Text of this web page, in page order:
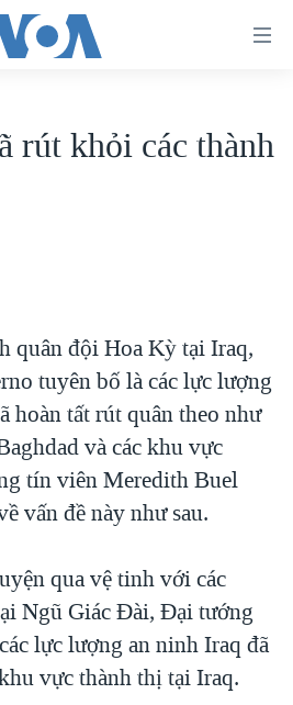
MẠI CỦA MỸ: QUÁ KHỨ VÀ HIỆN
TẠI DẢI GAZA
ĐƯỜNG
HẠ 'BÊN THẮNG CUỘC'
rút khỏi các thành
quân đội Hoa Kỳ tại Iraq,
tuyên bố là các lực lượng
hoàn tất rút quân theo như
và các khu vực
tín viên Meredith Buel
vấn đề này như sau.
qua vệ tinh với các
Ngũ Giác Đài, Đại tướng
lực lượng an ninh Iraq đã
vực thành thị tại Iraq.